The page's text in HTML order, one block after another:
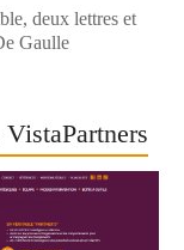
deux lettres et
Gaulle